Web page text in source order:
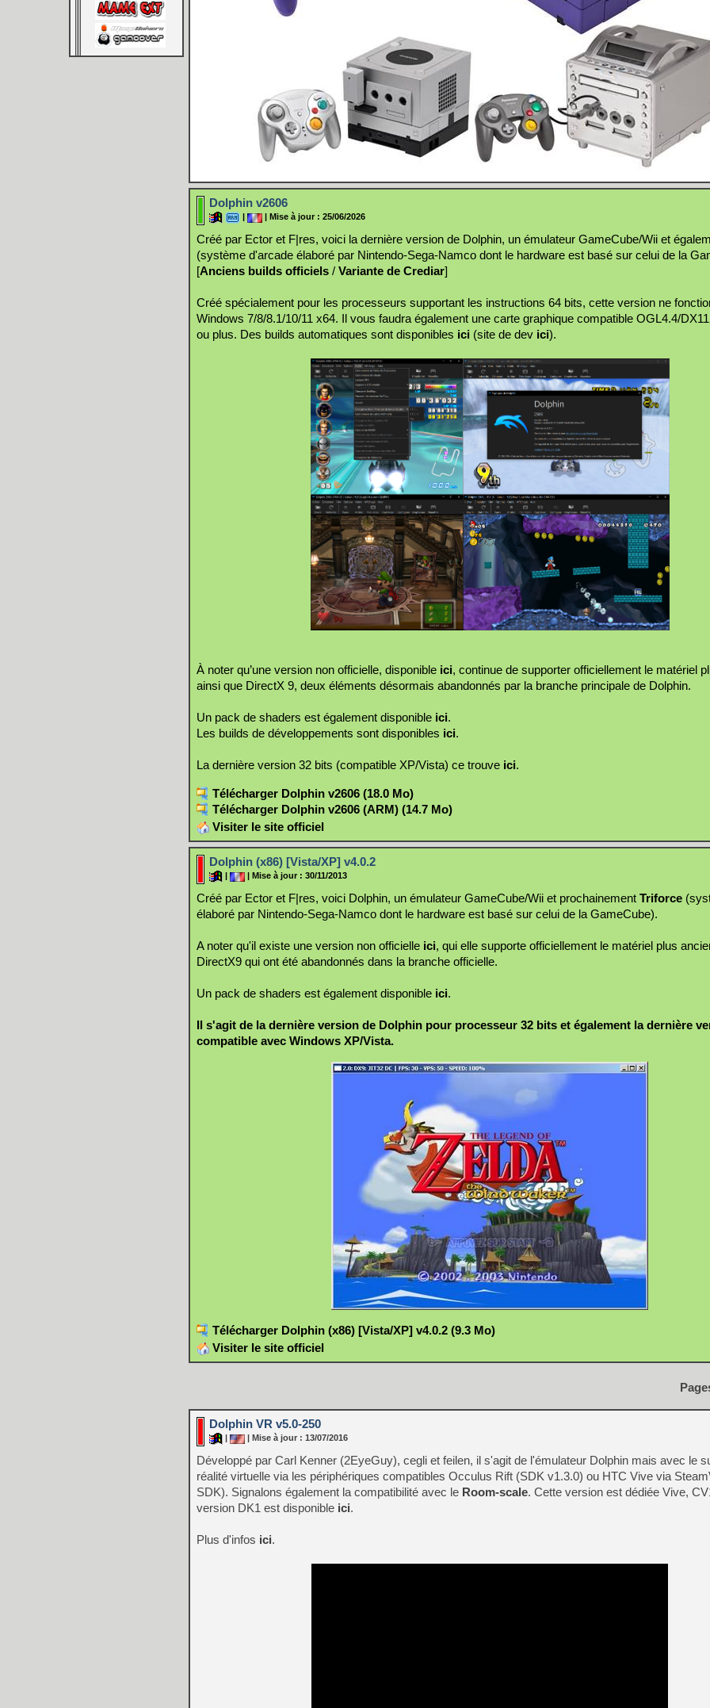
Dolphin v2606
| Mise à jour : 25/06/2026
Créé par Ector et F|res, voici la dernière version de Dolphin, un émulateur GameCube/Wii et
(système d'arcade élaboré par Nintendo-Sega-Namco dont le hardware est basé sur celui de la
[Anciens builds officiels / Variante de Crediar]
Créé spécialement pour les processeurs supportant les instructions 64 bits, cette version ne
Windows 7/8/8.1/10/11 x64. Il vous faudra également une carte graphique compatible OGL4.4/
ou plus. Des builds automatiques sont disponibles ici (site de dev ici).
À noter qu’une version non officielle, disponible ici, continue de supporter officiellement le matériel
ainsi que DirectX 9, deux éléments désormais abandonnés par la branche principale de Dolphin.
Un pack de shaders est également disponible ici.
Les builds de développements sont disponibles ici.
La dernière version 32 bits (compatible XP/Vista) ce trouve ici.
Télécharger Dolphin v2606 (18.0 Mo)
Télécharger Dolphin v2606 (ARM) (14.7 Mo)
Visiter le site officiel
Dolphin (x86) [Vista/XP] v4.0.2
| Mise à jour : 30/11/2013
Créé par Ector et F|res, voici Dolphin, un émulateur GameCube/Wii et prochainement Triforce
élaboré par Nintendo-Sega-Namco dont le hardware est basé sur celui de la GameCube).
A noter qu'il existe une version non officielle ici, qui elle supporte officiellement le matériel plus
DirectX9 qui ont été abandonnés dans la branche officielle.
Un pack de shaders est également disponible ici.
Il s'agit de la dernière version de Dolphin pour processeur 32 bits et également la dernière
compatible avec Windows XP/Vista.
Télécharger Dolphin (x86) [Vista/XP] v4.0.2 (9.3 Mo)
Visiter le site officiel
Dolphin VR v5.0-250
| Mise à jour : 13/07/2016
Développé par Carl Kenner (2EyeGuy), cegli et feilen, il s'agit de l'émulateur Dolphin mais avec le
réalité virtuelle via les périphériques compatibles Occulus Rift (SDK v1.3.0) ou HTC Vive via
SDK). Signalons également la compatibilité avec le Room-scale. Cette version est dédiée Vive,
version DK1 est disponible ici.
Plus d'infos ici.